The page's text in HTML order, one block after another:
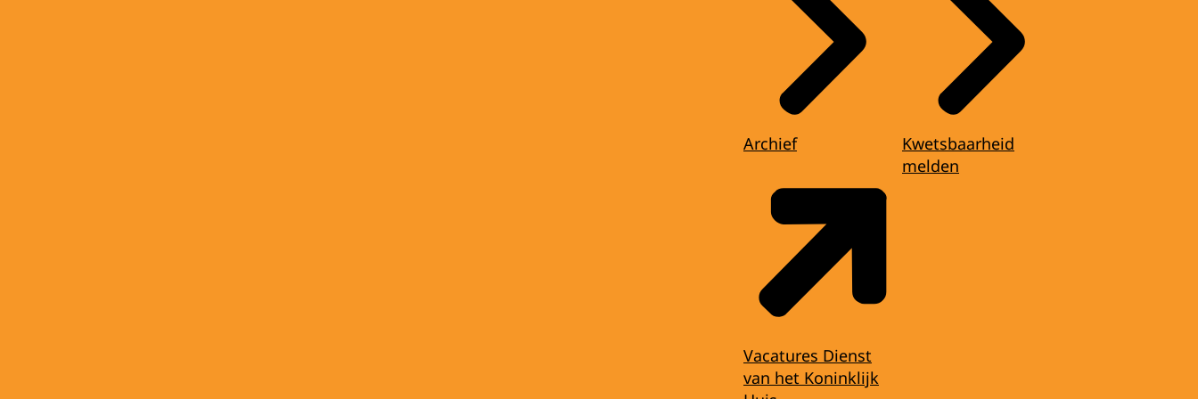
Archief
Vacatures Dienst
van het Koninklijk
Kwetsbaarheid
melden